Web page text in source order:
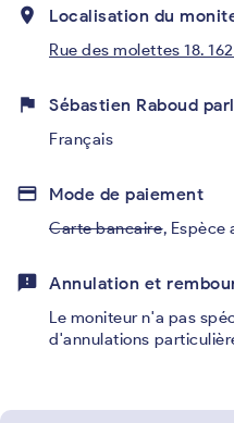
place Localisation du
Rue des molettes 18.
flag Sébastien Raboud
Français
credit_card Mode de paiement
Carte bancaire, Espèce
feedback Annulation et
Le moniteur n'a pas
d'annulations